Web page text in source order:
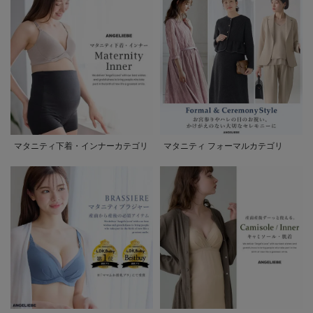
マタニティ下着・インナーカテゴリ マタニティ フォーマルカテゴリ